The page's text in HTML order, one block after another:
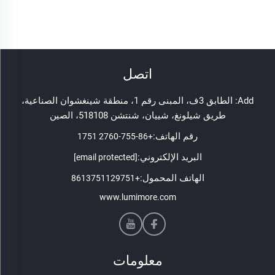
اتصل
Add: الطابق 3ف، المبنى رقم 1، منطقة شينغشوان الصناعية،
طريق شيلونغ، شييان، شنتشن 518108، الصين
رقم الهاتف:+86-755-2760 1751
البريد الإلكتروني:[email protected]
الهاتف المحمول:+8613751129751
www.lumimore.com
معلومات